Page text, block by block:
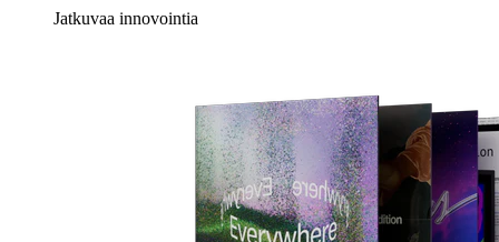
Jatkuvaa innovointia